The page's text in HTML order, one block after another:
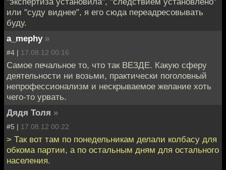
или "суду виднее", я его сюда переадресовывать
буду.
a_mephy »
#4 | 17.08.12 00:16
Самое печальное то, что так ВЕЗДЕ. Какую сферу
деятельности ни возьми, практически поголовный
непрофессионализм и нескрываемое желание хоть
чего-то урвать.
Дядя Толя »
#5 | 17.08.12 00:22
> Так вот там по понедельникам делали колбасу для
обкома партии, а по остальным дням для остального
населения.